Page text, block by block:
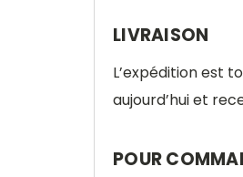
LIVRAISON
L’expédition est
aujourd’hui et
POUR